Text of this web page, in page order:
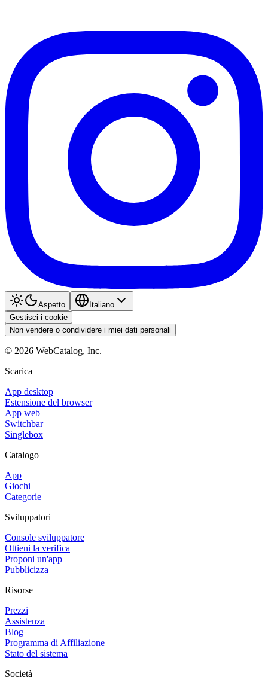
Aspetto
Italiano
Gestisci i cookie
Non vendere o condividere i miei dati personali
© 2026 WebCatalog, Inc.
Scarica
App desktop
Estensione del browser
App web
Switchbar
Singlebox
Catalogo
App
Giochi
Categorie
Sviluppatori
Console sviluppatore
Ottieni la verifica
Proponi un'app
Pubblicizza
Risorse
Prezzi
Assistenza
Blog
Programma di Affiliazione
Stato del sistema
Società